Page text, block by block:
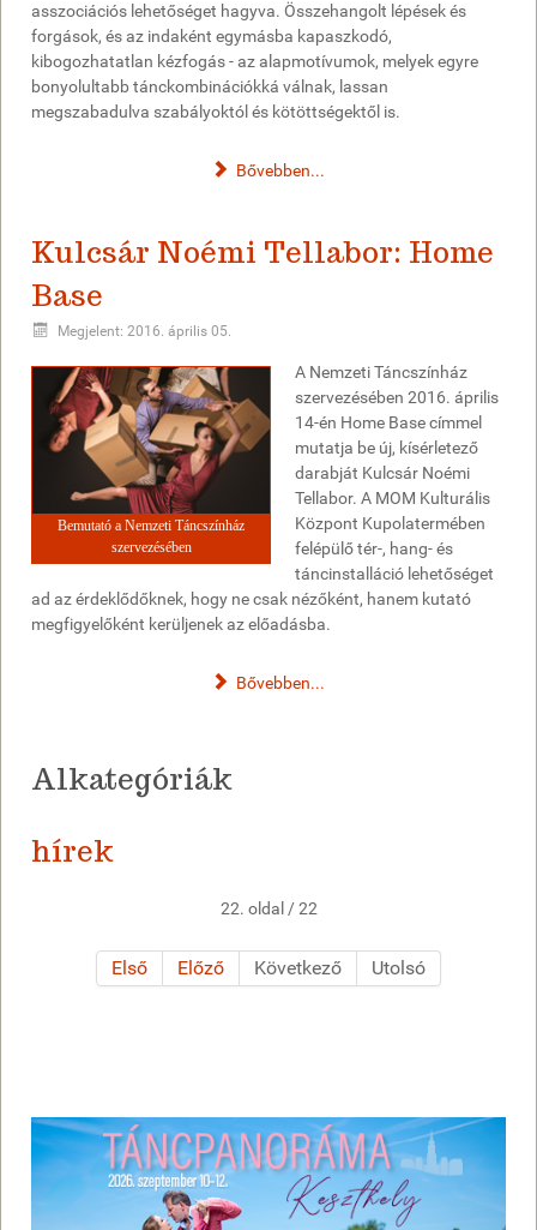
asszociációs lehetőséget hagyva. Összehangolt lépések és
forgások, és az indaként egymásba kapaszkodó,
kibogozhatatlan kézfogás - az alapmotívumok, melyek egyre
bonyolultabb tánckombinációkká válnak, lassan
megszabadulva szabályoktól és kötöttségektől is.
Bővebben...
Kulcsár Noémi Tellabor: Home
Base
Megjelent: 2016. április 05.
Bemutató a Nemzeti Táncszínház
szervezésében
A Nemzeti Táncszínház
szervezésében 2016. április
14-én Home Base címmel
mutatja be új, kísérletező
darabját Kulcsár Noémi
Tellabor. A MOM Kulturális
Központ Kupolatermében
felépülő tér-, hang- és
táncinstalláció lehetőséget
ad az érdeklődőknek, hogy ne csak nézőként, hanem kutató
megfigyelőként kerüljenek az előadásba.
Bővebben...
Alkategóriák
hírek
22. oldal / 22
Első Előző Következő Utolsó